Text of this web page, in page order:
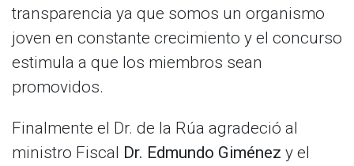
transparencia ya que somos un organismo
joven en constante crecimiento y el concurso
estimula a que los miembros sean
promovidos.
Finalmente el Dr. de la Rúa agradeció al
ministro Fiscal Dr. Edmundo Giménez y el